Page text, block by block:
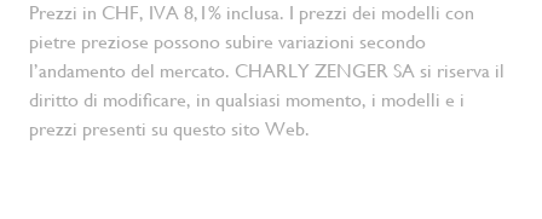
Prezzi in CHF, IVA 8,1% inclusa. I prezzi dei modelli con
pietre preziose possono subire variazioni secondo
l’andamento del mercato. CHARLY ZENGER SA si riserva il
diritto di modificare, in qualsiasi momento, i modelli e i
prezzi presenti su questo sito Web.